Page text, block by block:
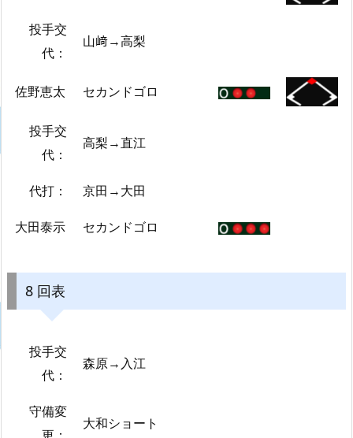
投手交
代：
山﨑→高梨
佐野恵太 セカンドゴロ
投手交
代：
高梨→直江
代打： 京田→大田
大田泰示 セカンドゴロ
8 回表
投手交
代：
森原→入江
守備変
大和ショート